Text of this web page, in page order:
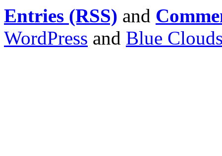
Entries (RSS) and
WordPress and Blue